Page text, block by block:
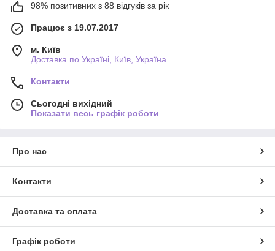
98% позитивних з 88 відгуків за рік
Працює з 19.07.2017
м. Київ
Доставка по Україні, Київ, Україна
Контакти
Сьогодні вихідний
Показати весь графік роботи
Про нас
Контакти
Доставка та оплата
Графік роботи